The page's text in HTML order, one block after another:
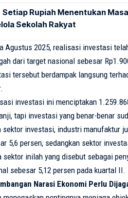
Setiap Rupiah Menentukan
Sekolah Rakyat
Agustus 2025, realisasi investasi
dari target nasional sebesar
tersebut berdampak langsung
investasi ini menciptakan
tapi investasi yang benar-benar
sektor investasi, industri manufaktur
5,6 persen, sedangkan sektor
sektor inilah yang disebut sebagai
sebesar 5,12 persen pada kuartal II.
Narasi Ekonomi Perlu